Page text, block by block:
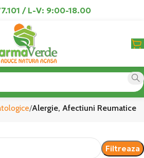
/ L-V: 9:00-18.00
Reumatice
Alergie, Afectiuni Reumatice
Filtreaza